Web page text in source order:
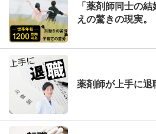
「薬剤師同士の
えの驚きの現実。
薬剤師が上手に退